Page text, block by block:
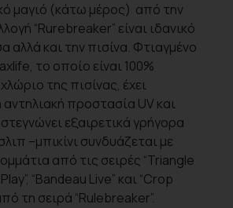
μαγιό (κάτω μέρος) από την
“Rurebreaker” είναι ιδανικό
αλλά και την πισίνα. Φτιαγμένο
το οποίο είναι 100%
της πισίνας, έχει
προστασία UV και
εξαιρετικά γρήγορα
–μπικίνι συνδυάζεται με
από τις σειρές “Triangle
“Bandeau Live” και “Crop
τη σειρά “Rulebreaker”.